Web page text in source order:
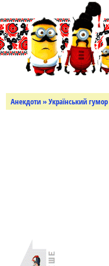
Анекдоти»Український гумор